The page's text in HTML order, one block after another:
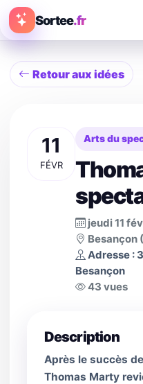
Sortee.fr
Retour aux idées
11
FÉVR
Arts du
jeudi 11
Besançon
Adresse :
Besançon
43 vues
Description
Après le succès
Thomas Marty